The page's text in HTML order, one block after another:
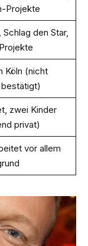
Projekte
Schlag den Star,
Köln (nicht
zwei Kinder
privat)
vor allem